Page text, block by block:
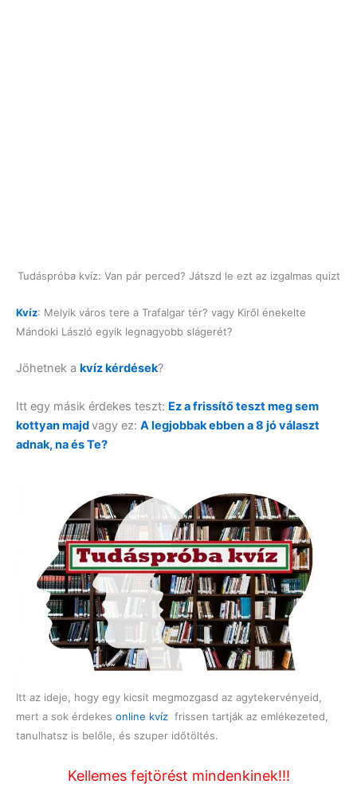
Tudáspróba kvíz: Van pár perced? Játszd le ezt az izgalmas quizt
Kvíz: Melyik város tere a Trafalgar tér? vagy Kiről énekelte
Mándoki László egyik legnagyobb slágerét?
Jöhetnek a kvíz kérdések?
Itt egy másik érdekes teszt: Ez a frissítő teszt meg sem
kottyan majdvagy ez: A legjobbak ebben a 8 jó választ
adnak, na és Te?
Itt az ideje, hogy egy kicsit megmozgasd az agytekervényeid,
mert a sok érdekes online kvíz frissen tartják az emlékezeted,
tanulhatsz is belőle, és szuper időtöltés.
Kellemes fejtörést mindenkinek!!!